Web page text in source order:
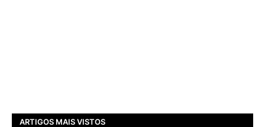
ARTIGOS MAIS VISTOS